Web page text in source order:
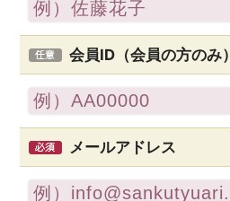
会員ID（会員の方のみ）
メールアドレス